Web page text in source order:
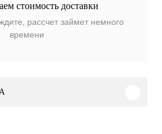
стоимость доставки
рассчет займет немного
времени